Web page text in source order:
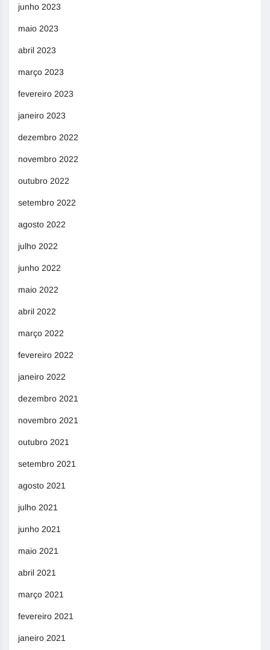
junho 2023
maio 2023
abril 2023
março 2023
fevereiro 2023
janeiro 2023
dezembro 2022
novembro 2022
outubro 2022
setembro 2022
agosto 2022
julho 2022
junho 2022
maio 2022
abril 2022
março 2022
fevereiro 2022
janeiro 2022
dezembro 2021
novembro 2021
outubro 2021
setembro 2021
agosto 2021
julho 2021
junho 2021
maio 2021
abril 2021
março 2021
fevereiro 2021
janeiro 2021